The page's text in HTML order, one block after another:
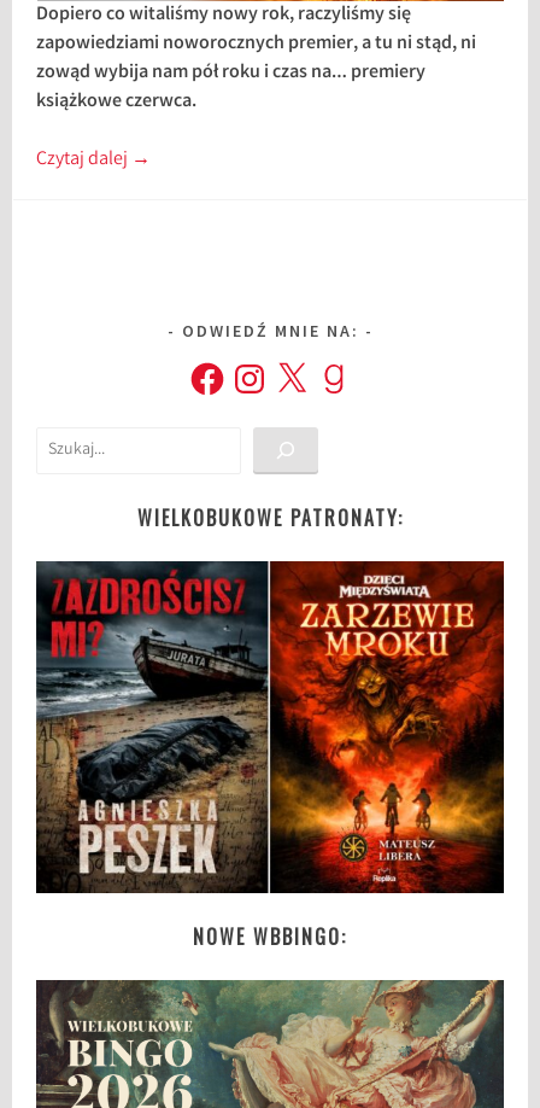
Dopiero co witaliśmy nowy rok, raczyliśmy się
zapowiedziami noworocznych premier, a tu ni stąd, ni
zowąd wybija nam pół roku i czas na… premiery
książkowe czerwca.
Czytaj dalej →
ODWIEDŹ MNIE NA:
FacebookInstagram
X Goodreads
Szukaj
WIELKOBUKOWE PATRONATY:
NOWE WBBINGO: